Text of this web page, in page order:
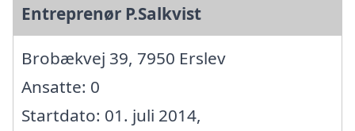
Entreprenør P.Salkvist
Brobækvej 39, 7950 Erslev
Ansatte: 0
Startdato: 01. juli 2014,